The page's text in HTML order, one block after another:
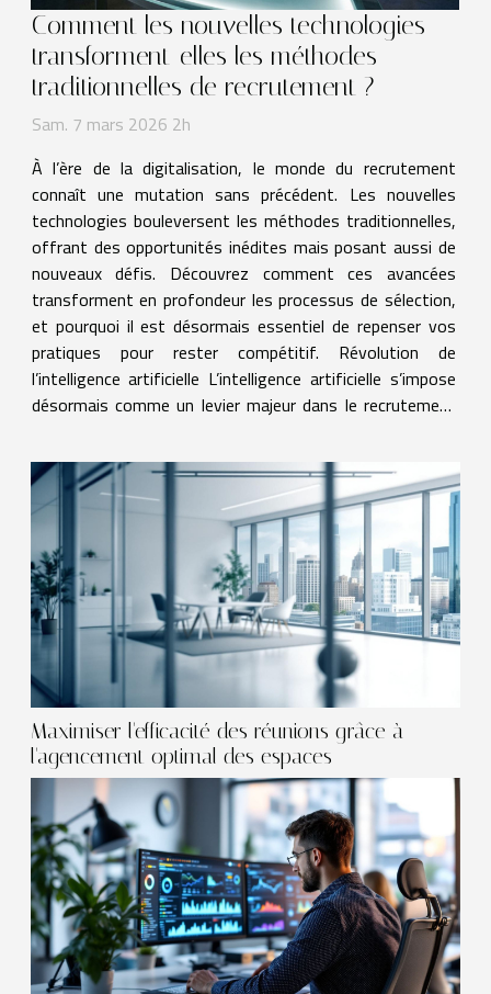
Comment les nouvelles technologies
transforment-elles les méthodes
traditionnelles de recrutement ?
Sam. 7 mars 2026 2h
À l’ère de la digitalisation, le monde du recrutement
connaît une mutation sans précédent. Les nouvelles
technologies bouleversent les méthodes traditionnelles,
offrant des opportunités inédites mais posant aussi de
nouveaux défis. Découvrez comment ces avancées
transforment en profondeur les processus de sélection,
et pourquoi il est désormais essentiel de repenser vos
pratiques pour rester compétitif. Révolution de
l’intelligence artificielle L’intelligence artificielle s’impose
désormais comme un levier majeur dans le recrutement
à...
Maximiser l'efficacité des réunions grâce à
l'agencement optimal des espaces